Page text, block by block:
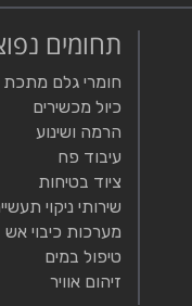
תחומים
חומרי גלם מתכת
כיול מכשירים
הרמה ושינוע
עיבוד פח
ציוד בטיחות
שירותי ניקוי
מערכות כיבוי אש
טיפול במים
זיהום אוויר